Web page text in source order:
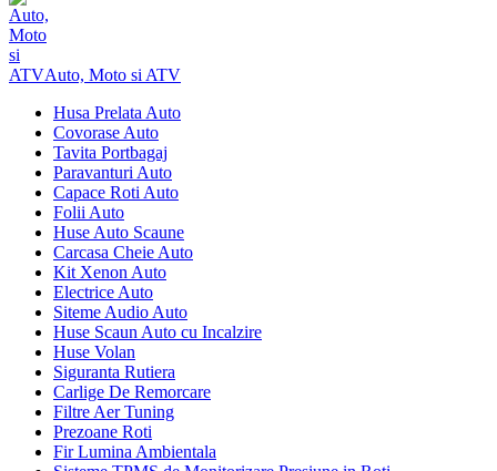
Auto, Moto si ATV
Husa Prelata Auto
Covorase Auto
Tavita Portbagaj
Paravanturi Auto
Capace Roti Auto
Folii Auto
Huse Auto Scaune
Carcasa Cheie Auto
Kit Xenon Auto
Electrice Auto
Siteme Audio Auto
Huse Scaun Auto cu Incalzire
Huse Volan
Siguranta Rutiera
Carlige De Remorcare
Filtre Aer Tuning
Prezoane Roti
Fir Lumina Ambientala